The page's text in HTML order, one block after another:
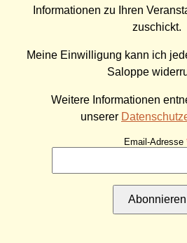
Informationen zu Ihren
zuschickt.
Meine Einwilligung kann ich
Saloppe
Weitere Informationen
unserer
Email-Adresse
Abonnieren